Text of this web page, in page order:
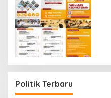
Politik Terbaru